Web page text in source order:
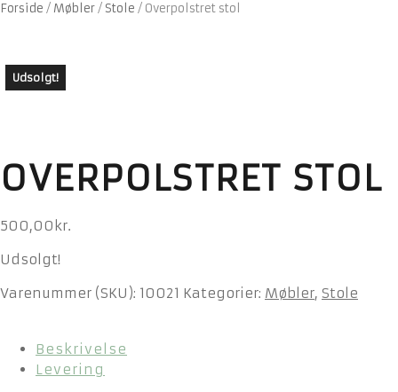
Forside / Møbler/ Stole / Overpolstret stol
Udsolgt!
OVERPOLSTRET STOL
500,00 kr.
Udsolgt!
Varenummer (SKU): 10021 Kategorier: Møbler, Stole
Beskrivelse
Levering